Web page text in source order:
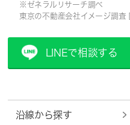
※ゼネラルリサーチ調べ
東京の不動産会社イメージ調査 [
LINEで相談する
沿線から探す